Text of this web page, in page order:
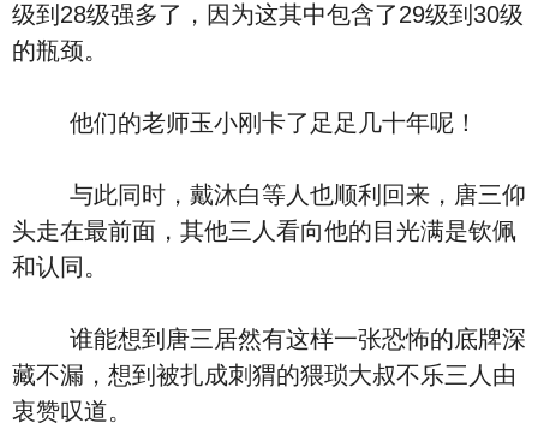
级到28级强多了，因为这其中包含了29级到30级
的瓶颈。
他们的老师玉小刚卡了足足几十年呢！
与此同时，戴沐白等人也顺利回来，唐三仰
头走在最前面，其他三人看向他的目光满是钦佩
和认同。
谁能想到唐三居然有这样一张恐怖的底牌深
藏不漏，想到被扎成刺猬的猥琐大叔不乐三人由
衷赞叹道。